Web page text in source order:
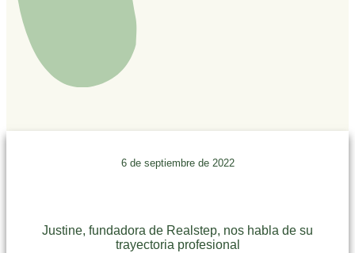
6 de septiembre de 2022
Justine, fundadora de Realstep, nos habla de su
trayectoria profesional